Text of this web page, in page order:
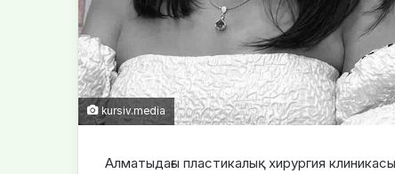
kursiv.media
Алматыдағы пластикалық хирургия